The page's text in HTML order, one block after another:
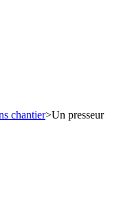
chantier>Un presseur